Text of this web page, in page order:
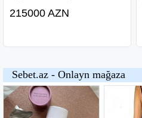
215000 AZN